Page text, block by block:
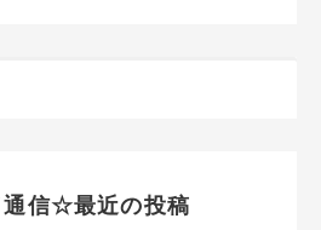
通信☆最近の投稿